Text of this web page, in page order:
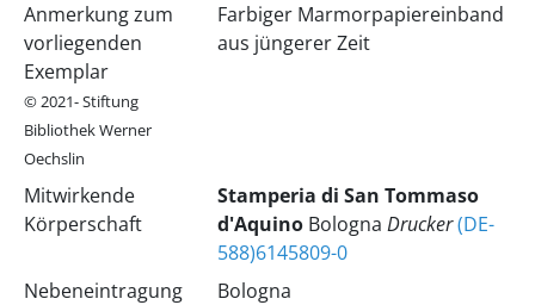
Anmerkung zum
vorliegenden
Exemplar
© 2021- Stiftung
Bibliothek Werner
Oechslin
Farbiger Marmorpapiereinband
aus jüngerer Zeit
Mitwirkende
Körperschaft
Stamperia di San Tommaso
d'AquinoBologna Drucker(DE-
588)6145809-0
Nebeneintragung
Bologna